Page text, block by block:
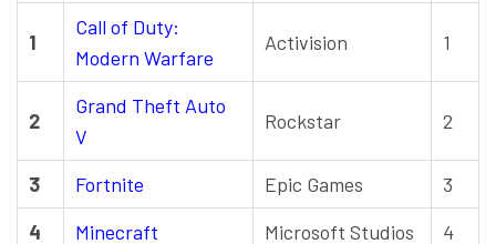
1
Call of Duty:
Modern Warfare
Activision 1
2
Grand Theft Auto
V
Rockstar 2
3 Fortnite Epic Games
3
4
Minecraft Microsoft Studios 4